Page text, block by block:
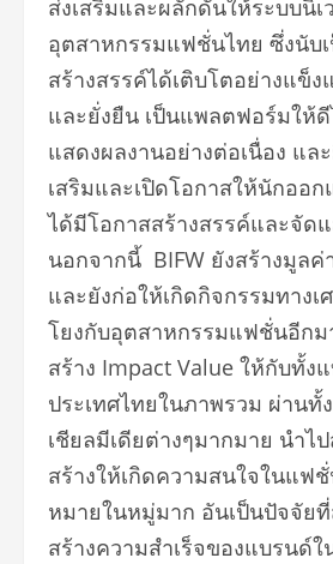
ส่งเสริมและผลักดันให้ระบบนิเ
อุตสาหกรรมแฟชั่นไทย ซึ่งนับ
สร้างสรรค์ได้เติบโตอย่างแข็ง
และยั่งยืน เป็นแพลตฟอร์มให้ดี
แสดงผลงานอย่างต่อเนื่อง แล
เสริมและเปิดโอกาสให้นักออ
ได้มีโอกาสสร้างสรรค์และจัด
นอกจากนี้ BIFW ยังสร้างมูลค่
และยังก่อให้เกิดกิจกรรมทางเ
โยงกับอุตสาหกรรมแฟชั่นอีกม
สร้าง Impact Value ให้กับทั้ง
ประเทศไทยในภาพรวม ผ่าน
เชียลมีเดียต่างๆมากมาย นำไ
สร้างให้เกิดความสนใจในแฟ
หมายในหมู่มาก อันเป็นปัจจัย
สร้างความสำเร็จของแบรนด์